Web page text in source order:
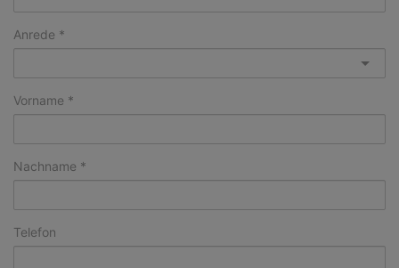
Anrede
Vorname
Nachname
Telefon